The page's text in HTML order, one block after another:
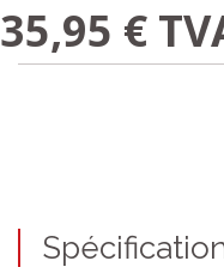
35,95 €